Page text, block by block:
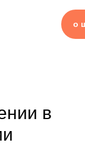
о
в